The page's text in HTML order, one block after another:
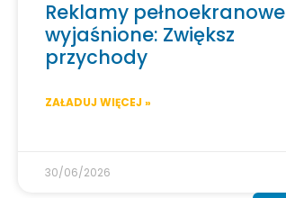
Reklamy pełnoekranowe
wyjaśnione: Zwiększ
przychody
ZAŁADUJ WIĘCEJ »
30/06/2026